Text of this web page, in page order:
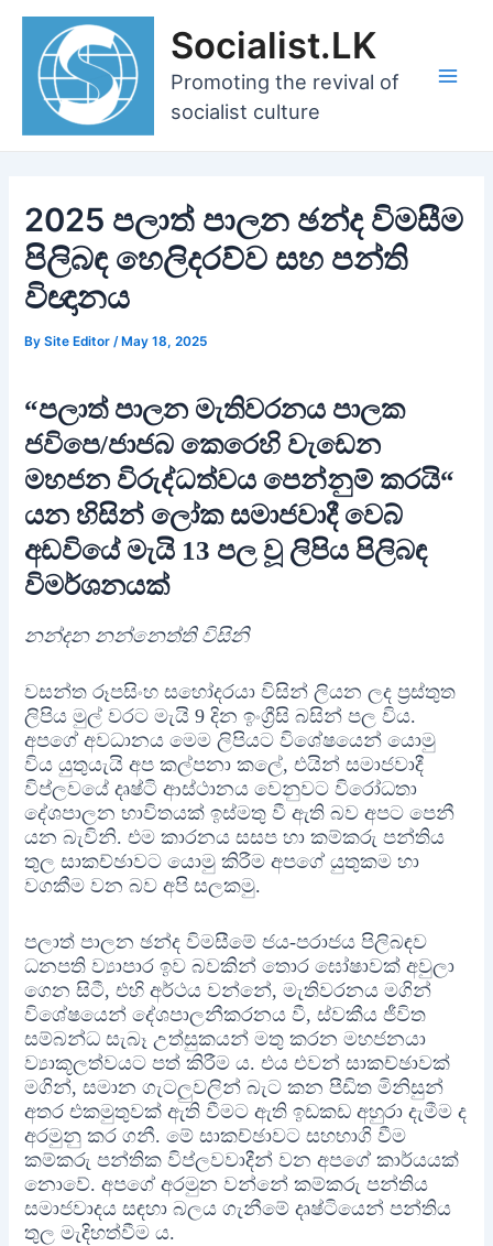
Skip
content
Socialist.LK
Promoting the revival of
socialist culture
2025 පලාත් පාලන ඡන්ද විමසීම
පිලිබඳ හෙලිදරව්ව සහ පන්ති
විඥානය
BySite Editor/ May 18, 2025
“පලාත් පාලන මැතිවරනය පාලක
ජවිපෙ/ජාජබ කෙරෙහි වැඩෙන
මහජන විරුද්ධත්වය පෙන්නුම් කරයි“
යන හිසින් ලෝක සමාජවාදී වෙබ්
අඩවියේ මැයි 13 පල වූ ලිපිය පිලිබඳ
විමර්ශනයක්
නන්දන නන්නෙත්ති විසිනි
වසන්ත රූපසිංහ සහෝදරයා විසින් ලියන ලද ප්‍රස්තුත
ලිපිය මුල් වරට මැයි 9 දින ඉංග්‍රීසි බසින් පල විය.
අපගේ අවධානය මෙම ලිපියට විශේෂයෙන් යොමු
විය යුතුයැයි අප කල්පනා කලේ, එයින් සමාජවාදී
විප්ලවයේ දෘෂ්ටි ආස්ථානය වෙනුවට විරෝධතා
දේශපාලන භාවිතයක් ඉස්මතු වී ඇති බව අපට පෙනී
යන බැවිනි. එම කාරනය සසප හා කම්කරු පන්තිය
තුල සාකච්ඡාවට යොමු කිරීම අපගේ යුතුකම හා
වගකීම වන බව අපි සලකමු.
පලාත් පාලන ඡන්ද විමසීමේ ජය-පරාජය පිලිබඳව
ධනපති ව්‍යාපාර ඉව බවකින් තොර ඝෝෂාවක් අවුලා
ගෙන සිටී, එහි අර්ථය වන්නේ, මැතිවරනය මගින්
විශේෂයෙන් දේශපාලනීකරනය වී, ස්වකීය ජීවිත
සම්බන්ධ සැබෑ උත්සුකයන් මතු කරන මහජනයා
ව්‍යාකූලත්වයට පත් කිරීම ය. එය එවන් සාකච්ඡාවක්
මගින්, සමාන ගැටලුවලින් බැට කන පීඩිත මිනිසුන්
අතර එකමුතුවක් ඇති වීමට ඇති ඉඩකඩ අහුරා දැමීම ද
අරමුනු කර ගනී. මේ සාකච්ඡාවට සහභාගි වීම
කම්කරු පන්තික විප්ලවවාදීන් වන අපගේ කාර්යයක්
නොවේ. අපගේ අරමුන වන්නේ කම්කරු පන්තිය
සමාජවාදය සඳහා බලය ගැනීමේ දෘෂ්ටියෙන් පන්තිය
තුල මැදිහත්වීම ය.